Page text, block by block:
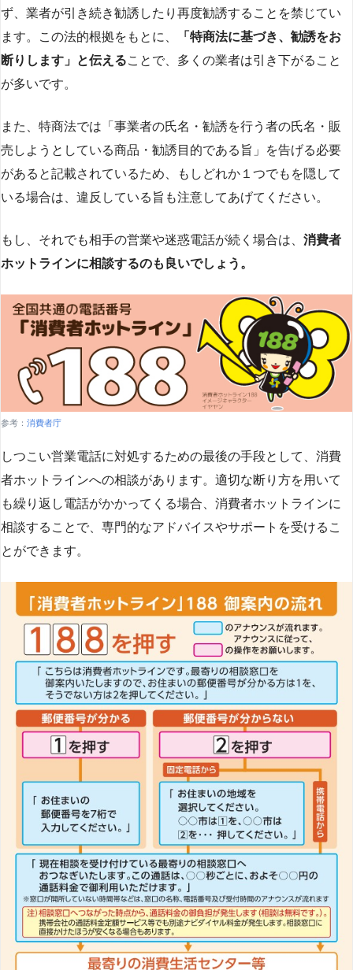
ず、業者が引き続き勧誘したり再度勧誘することを禁じてい
ます。この法的根拠をもとに、
「特商法に基づき、勧誘をお
断りします」と伝えることで、多くの業者は引き下がること
が多いです​​。
また、特商法では「事業者の氏名・勧誘を行う者の氏名・販
売しようとしている商品・勧誘目的である旨」を告げる必要
があると記載されているため、もしどれか１つでもを隠して
いる場合は、違反している旨も注意してあげてください。
もし、それでも相手の営業や迷惑電話が続く場合は、 消費者
ホットラインに相談するのも良いでしょう。
参考： 消費者庁
しつこい営業電話に対処するための最後の手段として、消費
者ホットラインへの相談があります。適切な断り方を用いて
も繰り返し電話がかかってくる場合、消費者ホットラインに
相談することで、専門的なアドバイスやサポートを受けるこ
とができます​​。